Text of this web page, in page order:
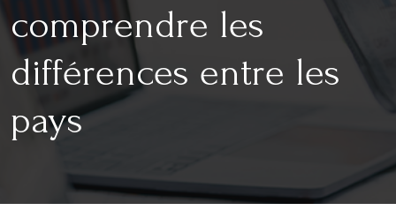
comprendre les
différences entre les
pays